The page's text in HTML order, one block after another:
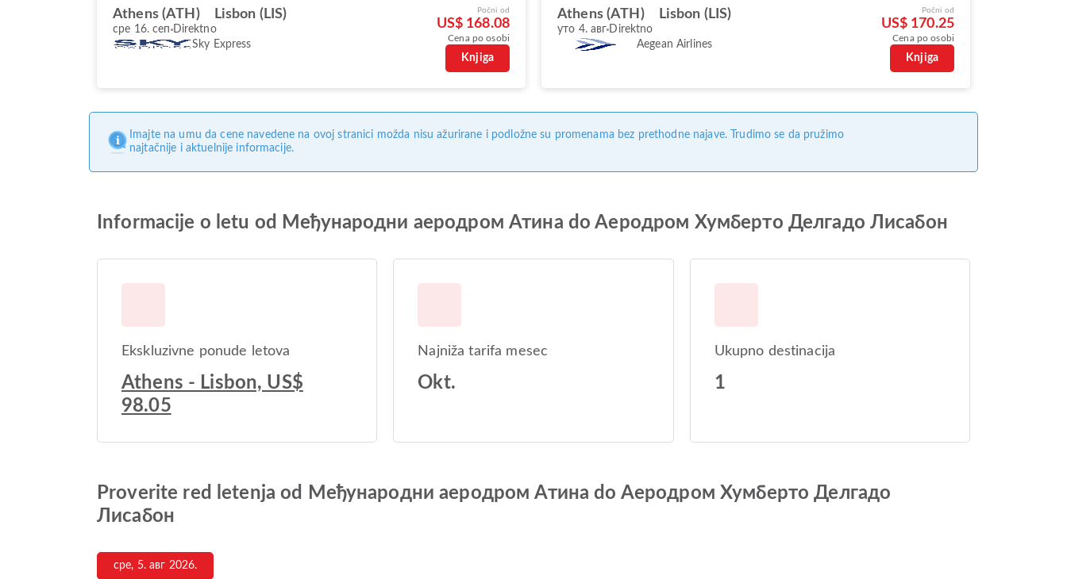
Athens (ATH) Lisbon (LIS)
сре 16. сеп Direktno
Sky Express
Počni od
US$ 168.08
Cena po osobi
Knjiga
Athens (ATH) Lisbon (LIS)
уто 4. авг Direktno
Aegean Airlines
Počni od
US$ 170.25
Cena po osobi
Knjiga
Imajte na umu da cene navedene na ovoj stranici možda nisu ažurirane i podložne su promenama bez prethodne najave. Trudimo se da pružimo
najtačnije i aktuelnije informacije.
Informacije o letu od Међународни аеродром Атина do Aеродром Хумберто Делгадо Лисабон
Ekskluzivne ponude letova
Athens - Lisbon, US$
98.05
Najniža tarifa mesec
Okt.
Ukupno destinacija
1
Proverite red letenja od Међународни аеродром Атина do Aеродром Хумберто Делгадо
Лисабон
сре, 5. авг 2026.